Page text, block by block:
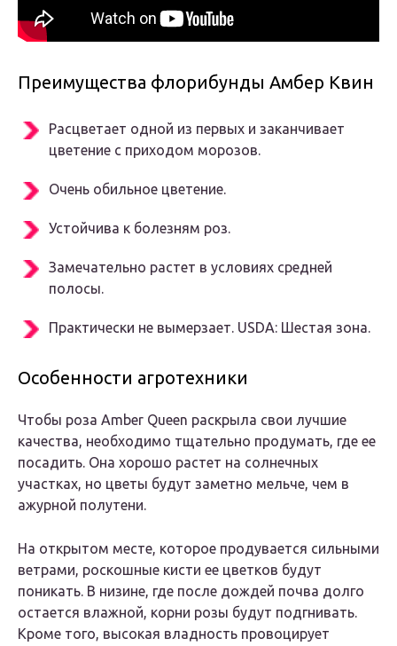
Преимущества флорибунды Амбер Квин
Расцветает одной из первых и заканчивает
цветение с приходом морозов.
Очень обильное цветение.
Устойчива к болезням роз.
Замечательно растет в условиях средней
полосы.
Практически не вымерзает. USDA: Шестая зона.
Особенности агротехники
Чтобы роза Amber Queen раскрыла свои лучшие
качества, необходимо тщательно продумать, где ее
посадить. Она хорошо растет на солнечных
участках, но цветы будут заметно мельче, чем в
ажурной полутени.
На открытом месте, которое продувается сильными
ветрами, роскошные кисти ее цветков будут
поникать. В низине, где после дождей почва долго
остается влажной, корни розы будут подгнивать.
Кроме того, высокая владность провоцирует